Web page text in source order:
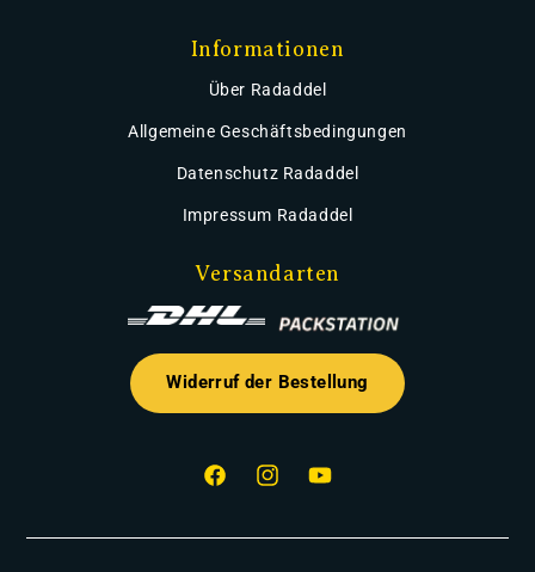
Informationen
Über Radaddel
Allgemeine Geschäftsbedingungen
Datenschutz Radaddel
Impressum Radaddel
Versandarten
Widerruf der Bestellung
FacebookInstagramYouTube